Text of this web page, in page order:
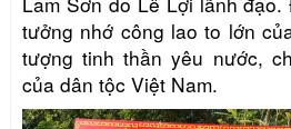
tưởng nhớ công lao to lớn
tượng tinh thần yêu nước,
của dân tộc Việt Nam.